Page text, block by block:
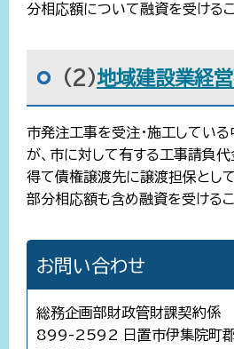
分相応額について融資を受ける
（2）地域建設業経
市発注工事を受注・施工している
が、市に対して有する工事請負
得て債権譲渡先に譲渡担保とし
部分相応額も含め融資を受ける
お問い合わせ
総務企画部財政管財課契約係
899-2592 日置市伊集院町